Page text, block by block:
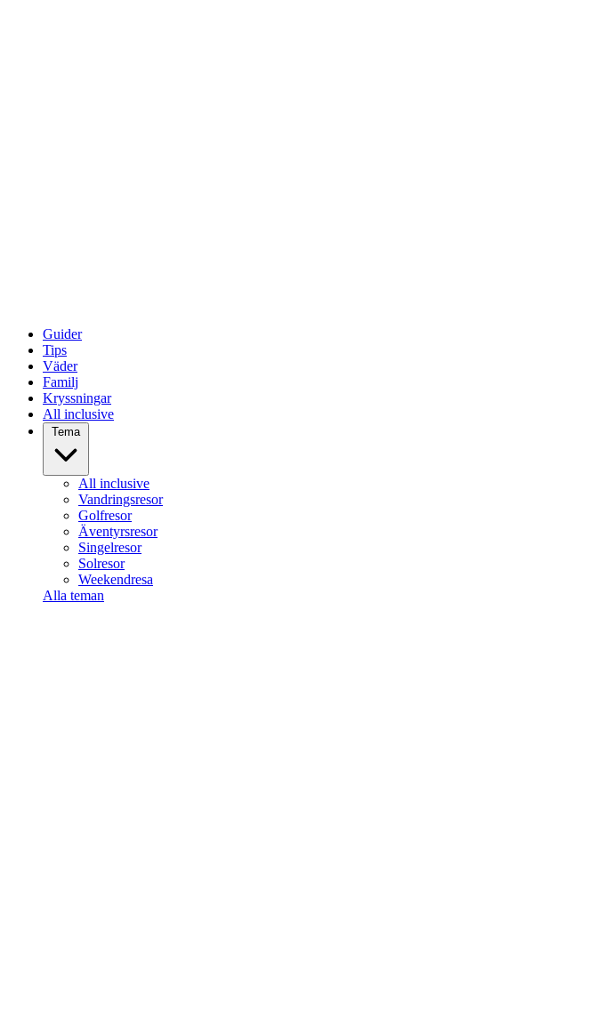
Guider
Tips
Väder
Familj
Kryssningar
All inclusive
Tema
All inclusive
Vandringsresor
Golfresor
Äventyrsresor
Singelresor
Solresor
Weekendresa
Alla teman